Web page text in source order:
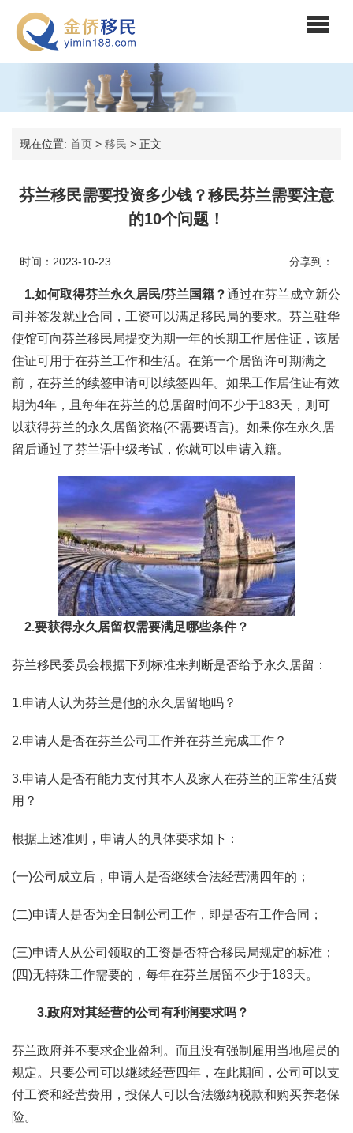
现在位置: 首页 > 移民 > 正文
芬兰移民需要投资多少钱？移民芬兰需要注意
的10个问题！
时间：2023-10-23 分享到：
1.如何取得芬兰永久居民/芬兰国籍？通过在芬兰成立新公
司并签发就业合同，工资可以满足移民局的要求。芬兰驻华
使馆可向芬兰移民局提交为期一年的长期工作居住证，该居
住证可用于在芬兰工作和生活。在第一个居留许可期满之
前，在芬兰的续签申请可以续签四年。如果工作居住证有效
期为4年，且每年在芬兰的总居留时间不少于183天，则可
以获得芬兰的永久居留资格(不需要语言)。如果你在永久居
留后通过了芬兰语中级考试，你就可以申请入籍。
2.要获得永久居留权需要满足哪些条件？
芬兰移民委员会根据下列标准来判断是否给予永久居留：
1.申请人认为芬兰是他的永久居留地吗？
2.申请人是否在芬兰公司工作并在芬兰完成工作？
3.申请人是否有能力支付其本人及家人在芬兰的正常生活费
用？
根据上述准则，申请人的具体要求如下：
(一)公司成立后，申请人是否继续合法经营满四年的；
(二)申请人是否为全日制公司工作，即是否有工作合同；
(三)申请人从公司领取的工资是否符合移民局规定的标准；
(四)无特殊工作需要的，每年在芬兰居留不少于183天。
3.政府对其经营的公司有利润要求吗？
芬兰政府并不要求企业盈利。而且没有强制雇用当地雇员的
规定。只要公司可以继续经营四年，在此期间，公司可以支
付工资和经营费用，投保人可以合法缴纳税款和购买养老保
险。